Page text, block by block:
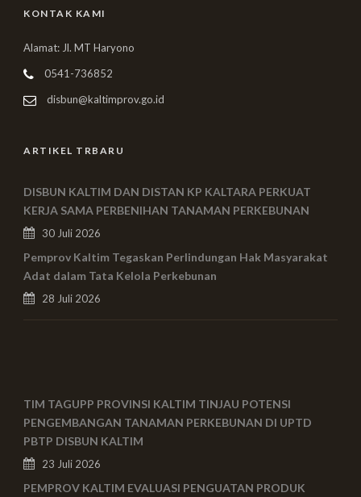
KONTAK KAMI
Alamat: Jl. MT Haryono
0541-736852
disbun@kaltimprov.go.id
ARTIKEL TRBARU
DISBUN KALTIM DAN DISTAN KP KALTARA PERKUAT
KERJA SAMA PERBENIHAN TANAMAN PERKEBUNAN
30 Juli 2026
Pemprov Kaltim Tegaskan Perlindungan Hak Masyarakat
Adat dalam Tata Kelola Perkebunan
28 Juli 2026
TIM TAGUPP PROVINSI KALTIM TINJAU POTENSI
PENGEMBANGAN TANAMAN PERKEBUNAN DI UPTD
PBTP DISBUN KALTIM
23 Juli 2026
PEMPROV KALTIM EVALUASI PENGUATAN PRODUK